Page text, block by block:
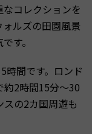
コレクションを
ルズの田園風景
す。
時間です。ロンド
約2時間15分〜30
の2カ国周遊も